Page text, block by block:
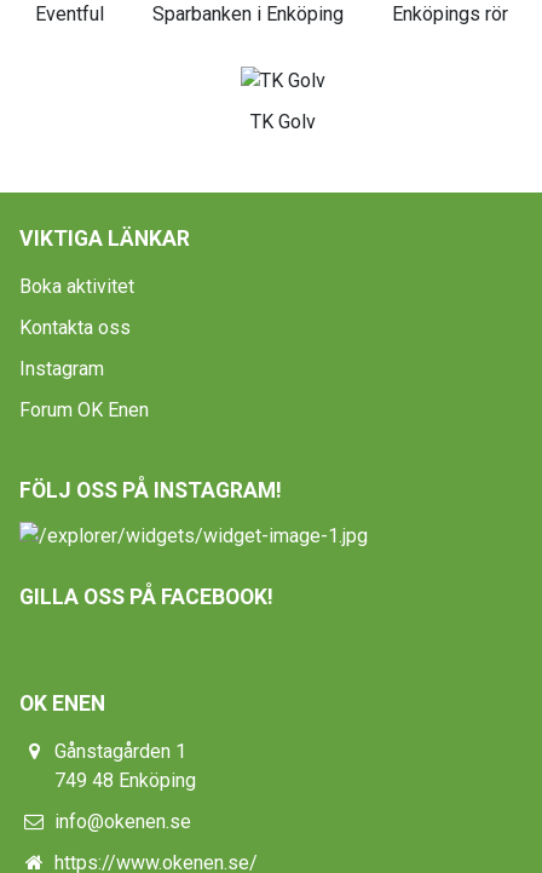
Eventful Sparbanken i Enköping Enköpings rör
TK Golv
VIKTIGA LÄNKAR
Boka aktivitet
Kontakta oss
Instagram
Forum OK Enen
FÖLJ OSS PÅ INSTAGRAM!
GILLA OSS PÅ FACEBOOK!
OK ENEN
Gånstagården 1
749 48 Enköping
info@okenen.se
https://www.okenen.se/